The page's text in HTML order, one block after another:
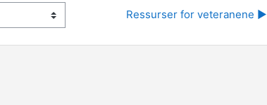
Ressurser for veteranene ▶︎